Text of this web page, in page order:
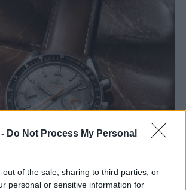
Do Not Process My Personal
out of the sale, sharing to third parties, or
personal or sensitive information for